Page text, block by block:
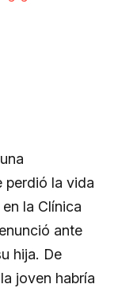
perdió la vida
la Clínica
ante
hija. De
joven habría